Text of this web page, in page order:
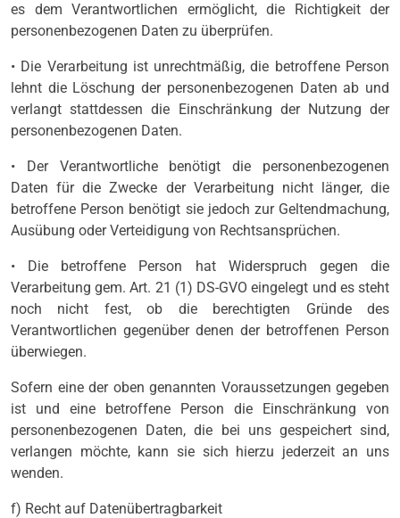
es dem Verantwortlichen ermöglicht, die Richtigkeit der
personenbezogenen Daten zu überprüfen.
• Die Verarbeitung ist unrechtmäßig, die betroffene Person
lehnt die Löschung der personenbezogenen Daten ab und
verlangt stattdessen die Einschränkung der Nutzung der
personenbezogenen Daten.
• Der Verantwortliche benötigt die personenbezogenen
Daten für die Zwecke der Verarbeitung nicht länger, die
betroffene Person benötigt sie jedoch zur Geltendmachung,
Ausübung oder Verteidigung von Rechtsansprüchen.
• Die betroffene Person hat Widerspruch gegen die
Verarbeitung gem. Art. 21 (1) DS-GVO eingelegt und es steht
noch nicht fest, ob die berechtigten Gründe des
Verantwortlichen gegenüber denen der betroffenen Person
überwiegen.
Sofern eine der oben genannten Voraussetzungen gegeben
ist und eine betroffene Person die Einschränkung von
personenbezogenen Daten, die bei uns gespeichert sind,
verlangen möchte, kann sie sich hierzu jederzeit an uns
wenden.
f) Recht auf Datenübertragbarkeit